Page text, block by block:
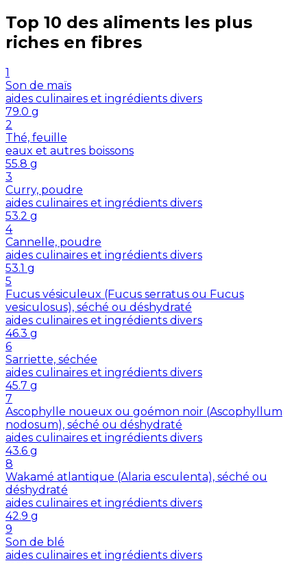
Top 10 des aliments les plus
riches en fibres
1
Son de maïs
aides culinaires et ingrédients divers
79.0 g
2
Thé, feuille
eaux et autres boissons
55.8 g
3
Curry, poudre
aides culinaires et ingrédients divers
53.2 g
4
Cannelle, poudre
aides culinaires et ingrédients divers
53.1 g
5
Fucus vésiculeux (Fucus serratus ou Fucus
vesiculosus), séché ou déshydraté
aides culinaires et ingrédients divers
46.3 g
6
Sarriette, séchée
aides culinaires et ingrédients divers
45.7 g
7
Ascophylle noueux ou goémon noir (Ascophyllum
nodosum), séché ou déshydraté
aides culinaires et ingrédients divers
43.6 g
8
Wakamé atlantique (Alaria esculenta), séché ou
déshydraté
aides culinaires et ingrédients divers
42.9 g
9
Son de blé
aides culinaires et ingrédients divers